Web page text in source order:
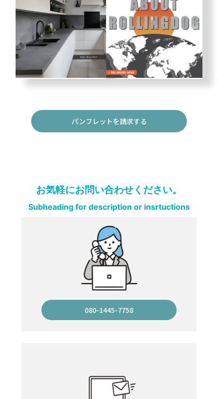
パンフレットを請求する
お気軽にお問い合わせください。
Subheading for description or insrtuctions
080-1445-7758